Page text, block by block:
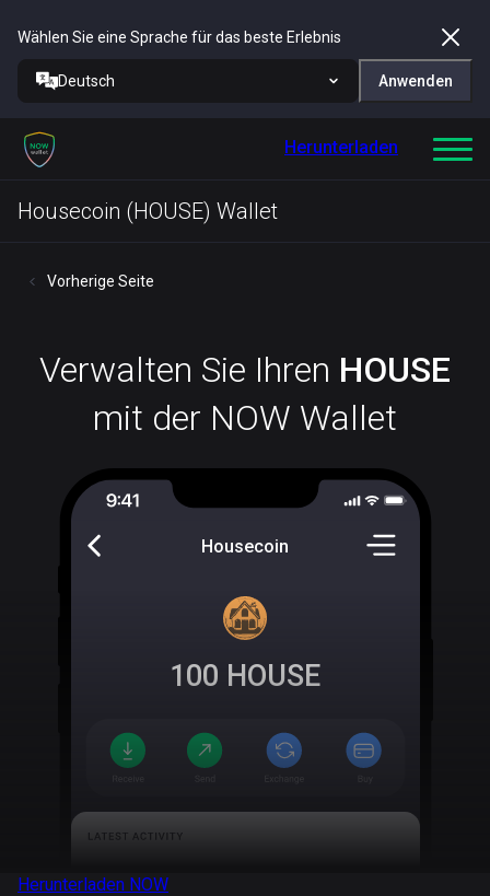
Wählen Sie eine Sprache für das beste Erlebnis
Deutsch Anwenden
Herunterladen
Housecoin (HOUSE) Wallet
Vorherige Seite
Verwalten Sie Ihren HOUSE
mit der NOW Wallet
Housecoin
100 HOUSE
Herunterladen NOW